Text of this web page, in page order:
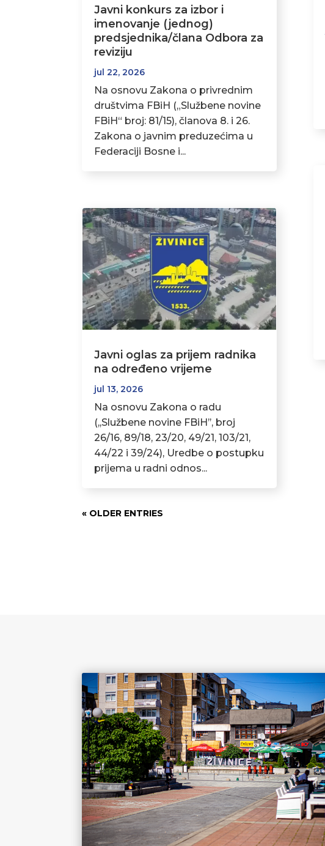
Javni konkurs za izbor i
imenovanje (jednog)
predsjednika/člana Odbora za
reviziju
jul 22, 2026
Na osnovu Zakona o privrednim
društvima FBiH („Službene novine
FBiH“ broj: 81/15), članova 8. i 26.
Zakona o javnim preduzećima u
Federaciji Bosne i...
Javni oglas za prijem radnika
na određeno vrijeme
jul 13, 2026
Na osnovu Zakona o radu
(,,Službene novine FBiH’’, broj
26/16, 89/18, 23/20, 49/21, 103/21,
44/22 i 39/24), Uredbe o postupku
prijema u radni odnos...
« OLDER ENTRIES